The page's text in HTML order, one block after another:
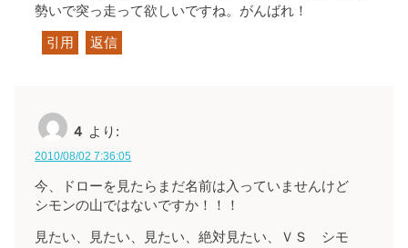
勢いで突っ走って欲しいですね。がんばれ！
引用 返信
４ より:
2010/08/02 7:36:05
今、ドローを見たらまだ名前は入っていませんけど
シモンの山ではないですか！！！
見たい、見たい、見たい、絶対見たい、ＶＳ シモ